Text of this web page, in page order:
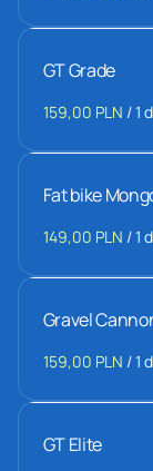
GT Grade
/
Fat bike
/
Gravel
/
GT Elite